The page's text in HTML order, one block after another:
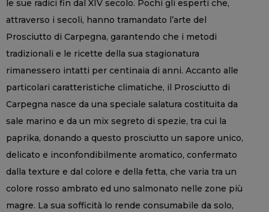
le sue radici fin dal XIV secolo. Pochi gli esperti che,
attraverso i secoli, hanno tramandato l’arte del
Prosciutto di Carpegna, garantendo che i metodi
tradizionali e le ricette della sua stagionatura
rimanessero intatti per centinaia di anni. Accanto alle
particolari caratteristiche climatiche, il Prosciutto di
Carpegna nasce da una speciale salatura costituita da
sale marino e da un mix segreto di spezie, tra cui la
paprika, donando a questo prosciutto un sapore unico,
delicato e inconfondibilmente aromatico, confermato
dalla texture e dal colore e della fetta, che varia tra un
colore rosso ambrato ed uno salmonato nelle zone più
magre. La sua sofficità lo rende consumabile da solo,